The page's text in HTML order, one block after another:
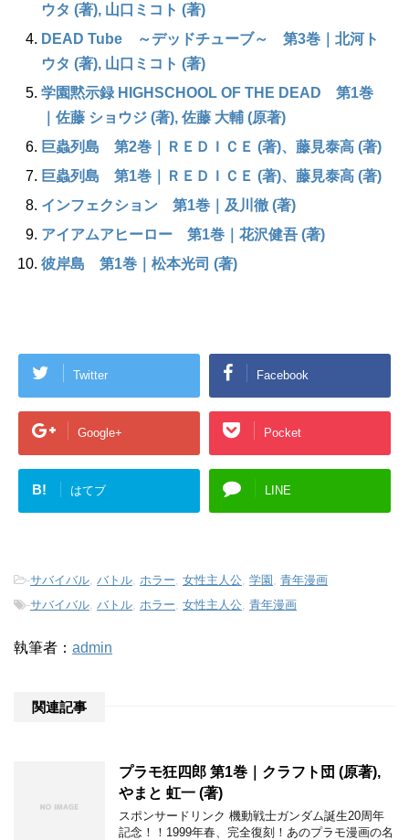
ウタ (著), 山口ミコト (著)
DEAD Tube ～デッドチューブ～ 第3巻｜北河ト
ウタ (著), 山口ミコト (著)
学園黙示録 HIGHSCHOOL OF THE DEAD 第1巻
｜佐藤 ショウジ (著), 佐藤 大輔 (原著)
巨蟲列島 第2巻｜ＲＥＤＩＣＥ (著)、藤見泰高 (著)
巨蟲列島 第1巻｜ＲＥＤＩＣＥ (著)、藤見泰高 (著)
インフェクション 第1巻｜及川徹 (著)
アイアムアヒーロー 第1巻｜花沢健吾 (著)
彼岸島 第1巻｜松本光司 (著)
Twitter Facebook
Google+ Pocket
B! はてブ LINE
-サバイバル バトル ホラー 女性主人公 学園 青年漫画
-サバイバル バトル ホラー 女性主人公 青年漫画
執筆者： admin
関連記事
プラモ狂四郎 第1巻｜クラフト団 (原著),
やまと 虹一 (著)
スポンサードリンク 機動戦士ガンダム誕生20周年
記念！！1999年春、完全復刻！あのプラモ漫画の名